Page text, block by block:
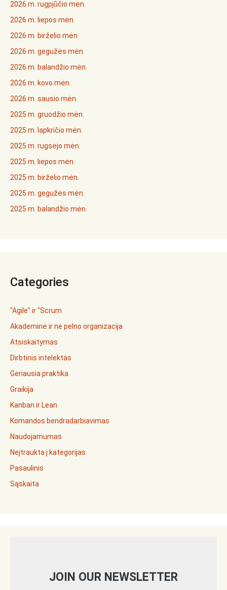
2026 m. rugpjūčio mėn.
2026 m. liepos mėn.
2026 m. birželio mėn.
2026 m. gegužės mėn.
2026 m. balandžio mėn.
2026 m. kovo mėn.
2026 m. sausio mėn.
2025 m. gruodžio mėn.
2025 m. lapkričio mėn.
2025 m. rugsėjo mėn.
2025 m. liepos mėn.
2025 m. birželio mėn.
2025 m. gegužės mėn.
2025 m. balandžio mėn.
Categories
"Agile" ir "Scrum
Akademinė ir ne pelno organizacija
Atsiskaitymas
Dirbtinis intelektas
Geriausia praktika
Graikija
Kanban ir Lean
Komandos bendradarbiavimas
Naudojamumas
Neįtraukta į kategorijas
Pasaulinis
Sąskaita
JOIN OUR NEWSLETTER